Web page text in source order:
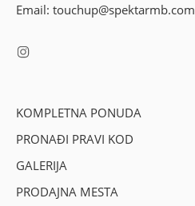
Email: touchup@spektarmb.com
KOMPLETNA PONUDA
PRONAĐI PRAVI KOD
GALERIJA
PRODAJNA MESTA